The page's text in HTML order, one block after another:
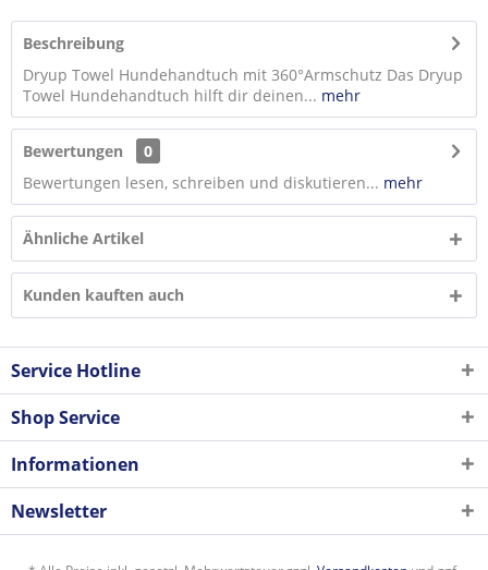
Beschreibung
Dryup Towel Hundehandtuch mit 360°Armschutz Das Dryup
Towel Hundehandtuch hilft dir deinen... mehr
Bewertungen
0
Bewertungen lesen, schreiben und diskutieren... mehr
Ähnliche Artikel
Kunden kauften auch
Service Hotline
Shop Service
Informationen
Newsletter